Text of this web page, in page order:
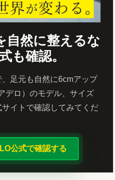
自然に整えるな
も確認。
足元も自然に6cmアップ
デロ）のモデル、サイズ
イトで確認してみてくだ
公式で確認する